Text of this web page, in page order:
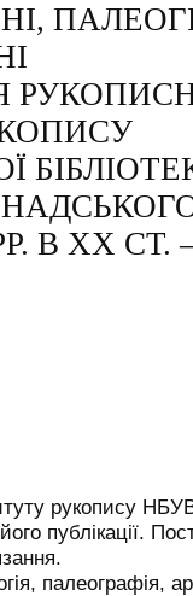
В ХХ
рукопису
публікації.
палеографія,